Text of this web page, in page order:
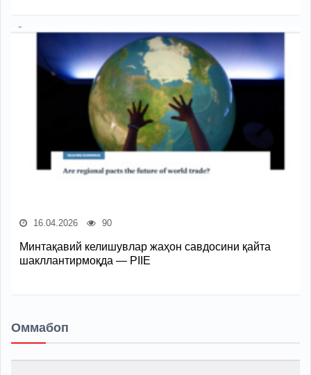
16.04.2026 90
Минтақавий келишувлар жаҳон савдосини қайта
шакллантирмоқда — PIIE
Оммабоп